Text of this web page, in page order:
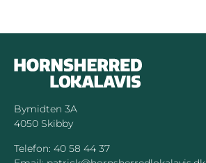
Bymidten 3A
4050 Skibby
Telefon: 40 58 44 37